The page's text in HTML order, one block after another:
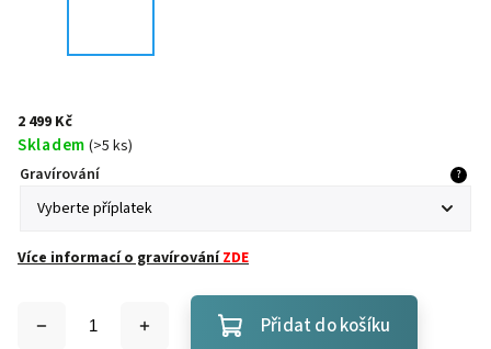
2 499 Kč
Skladem (>5 ks)
Gravírování
?
Více informací o gravírováníZDE
Přidat do košíku